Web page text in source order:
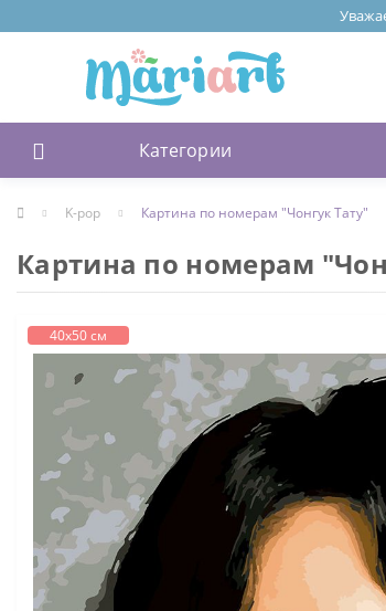
Категории
K-pop Картина по номерам "Чонгук Тату"
Картина по номерам
40х50 см